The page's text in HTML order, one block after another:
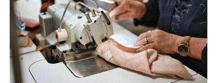
Melde dich jetzt für unseren Newsletter an und erhalte einen 10%
Willkommensrabatt auf deine erste Bestellung
ABSCHICKEN